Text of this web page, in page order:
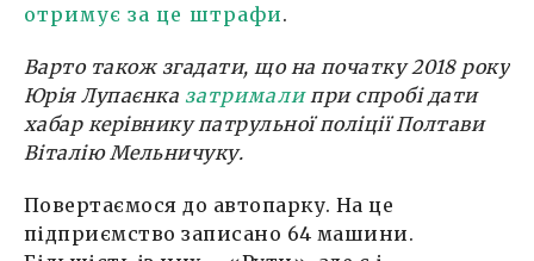
отримує за це штрафи.
Варто також згадати, що на початку 2018 року
Юрія Лупаєнка затрималипри спробі дати
хабар керівнику патрульної поліції Полтави
Віталію Мельничуку.
Повертаємося до автопарку. На це
підприємство записано 64 машини.